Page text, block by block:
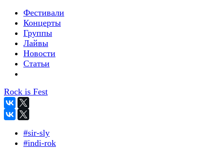
Фестивали
Концерты
Группы
Лайвы
Новости
Статьи
Rock is Fest
#sir-sly
#indi-rok